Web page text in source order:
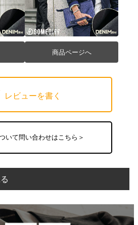
商品ページへ
レビューを書く
いて問い合わせはこちら＞